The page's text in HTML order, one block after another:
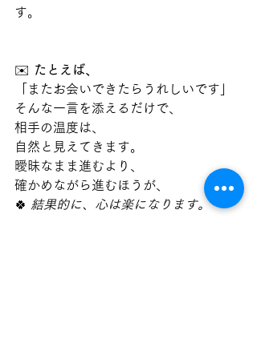
す。
✉️ たとえば、
「またお会いできたらうれしいです」
そんな一言を添えるだけで、
相手の温度は、
自然と見えてきます。
曖昧なまま進むより、
確かめながら進むほうが、
🍀 結果的に、心は楽になります。